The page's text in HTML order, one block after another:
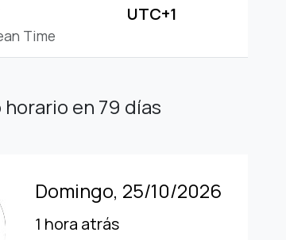
Time
UTC+1
horario en 79 días
Domingo, 25/10/2026
1 hora atrás